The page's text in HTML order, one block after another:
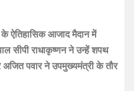
ऐतिहासिक आजाद मैदान में
सीपी राधाकृष्णन ने उन्हें शपथ
पवार ने उपमुख्यमंत्री के तौर